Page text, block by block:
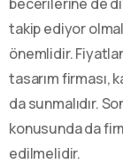
takip ediyor
önemlidir.
tasarım firması,
da sunmalıdır.
konusunda da
edilmelidir.